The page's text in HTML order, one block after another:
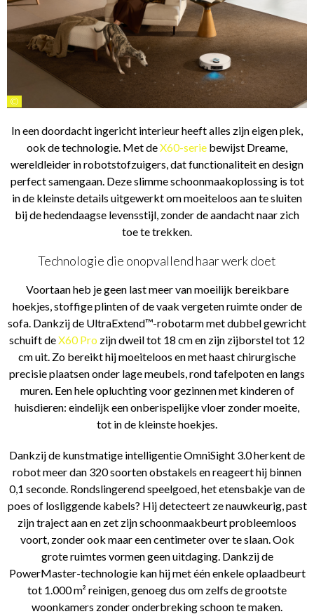
©
In een doordacht ingericht interieur heeft alles zijn eigen plek,
ook de technologie. Met deX60-serie bewijst Dreame,
wereldleider in robotstofzuigers, dat functionaliteit en design
perfect samengaan. Deze slimme schoonmaakoplossing is tot
in de kleinste details uitgewerkt om moeiteloos aan te sluiten
bij de hedendaagse levensstijl, zonder de aandacht naar zich
toe te trekken.
Technologie die onopvallend haar werk doet
Voortaan heb je geen last meer van moeilijk bereikbare
hoekjes, stoffige plinten of de vaak vergeten ruimte onder de
sofa. Dankzij de UltraExtend™-robotarm met dubbel gewricht
schuift deX60 Pro zijn dweil tot 18 cm en zijn zijborstel tot 12
cm uit. Zo bereikt hij moeiteloos en met haast chirurgische
precisie plaatsen onder lage meubels, rond tafelpoten en langs
muren. Een hele opluchting voor gezinnen met kinderen of
huisdieren: eindelijk een onberispelijke vloer zonder moeite,
tot in de kleinste hoekjes.
Dankzij de kunstmatige intelligentie OmniSight 3.0 herkent de
robot meer dan 320 soorten obstakels en reageert hij binnen
0,1 seconde. Rondslingerend speelgoed, het etensbakje van de
poes of losliggende kabels? Hij detecteert ze nauwkeurig, past
zijn traject aan en zet zijn schoonmaakbeurt probleemloos
voort, zonder ook maar een centimeter over te slaan. Ook
grote ruimtes vormen geen uitdaging. Dankzij de
PowerMaster-technologie kan hij met één enkele oplaadbeurt
tot 1.000 m² reinigen, genoeg dus om zelfs de grootste
woonkamers zonder onderbreking schoon te maken.